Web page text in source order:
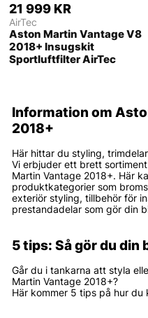
21 999 KR
AirTec
Aston Martin Vantage V8
2018+ Insugskit
Sportluftfilter AirTec
Information om
2018+
Här hittar du styling,
Vi erbjuder ett brett
Martin Vantage 2018+. Här
produktkategorier som
exteriör styling, tillbehör för
prestandadelar som gör din
5 tips: Så gör du din
Går du i tankarna att styla
Martin Vantage 2018+?
Här kommer 5 tips på hur du